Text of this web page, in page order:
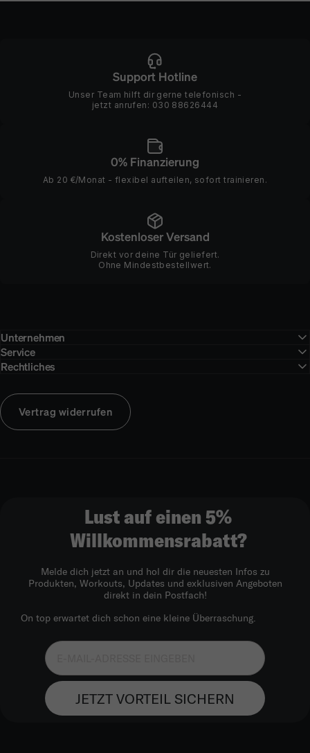
Support Hotline
Unser Team hilft dir gerne telefonisch -
jetzt anrufen: 030 88626444
0% Finanzierung
Ab 20 €/Monat - flexibel aufteilen, sofort trainieren.
Kostenloser Versand
Direkt vor deine Tür geliefert.
Ohne Mindestbestellwert.
Unternehmen
Service
Rechtliches
Vertrag widerrufen
Lust auf einen 5%
Willkommensrabatt?
Melde dich jetzt an und hol dir die neuesten Infos zu
Produkten, Workouts, Updates und exklusiven Angeboten
direkt in dein Postfach!
On top erwartet dich schon eine kleine Überraschung.
JETZT VORTEIL SICHERN